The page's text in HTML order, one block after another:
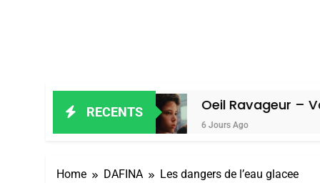
RECENTSOeil Ravageur – Vanessa De
6 Jours Ago
Home DAFINA Les dangers de l’eau glacee